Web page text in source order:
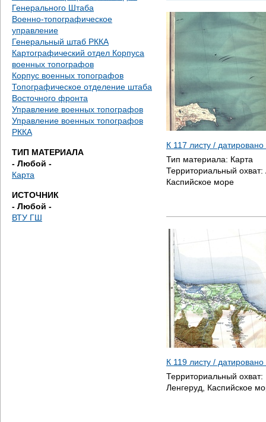
д
е
с
ь
Генерального Штаба
Военно-топографическое
управление
Генеральный штаб РККА
Картографический отдел Корпуса
военных топографов
Корпус военных топографов
Топографическое отделение штаба
Восточного фронта
Управление военных топографов
Управление военных топографов
РККА
ТИП МАТЕРИАЛА
- Любой -
Карта
ИСТОЧНИК
- Любой -
ВТУ ГШ
К 117 листу / датировано
Тип материала: Карта
Территориальный охват:
Каспийское море
К 119 листу / датировано
Территориальный охват:
Ленгеруд, Каспийское